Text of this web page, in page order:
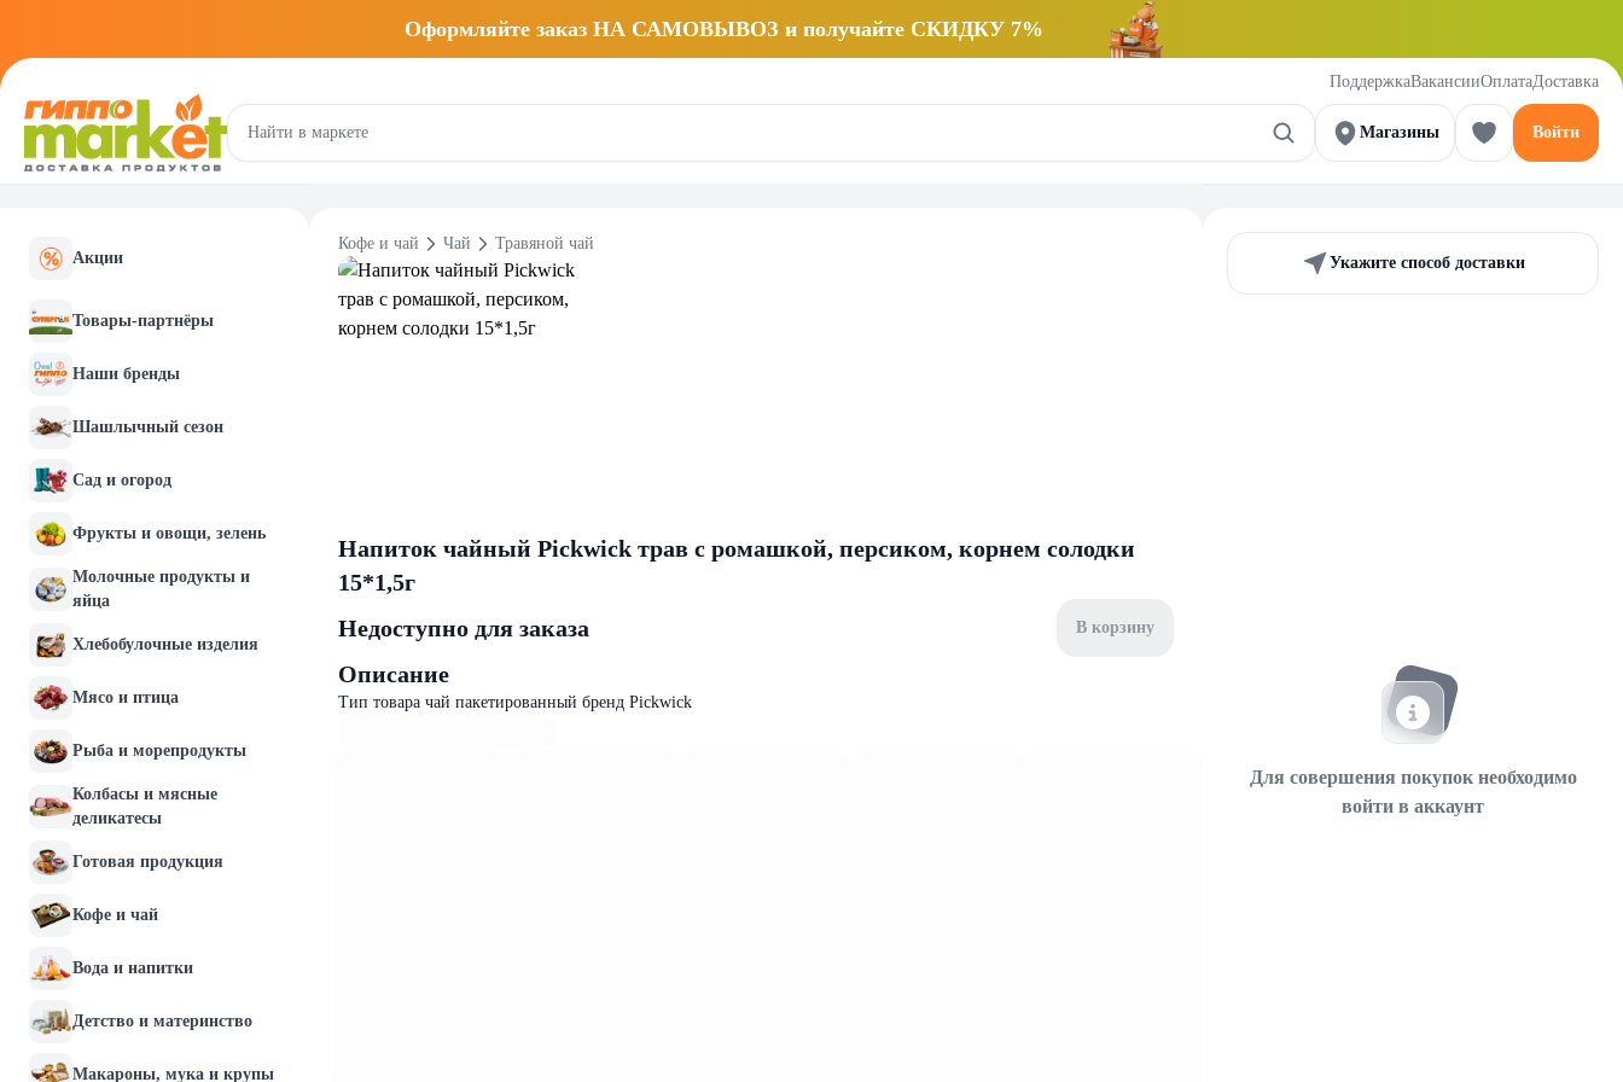
Оформляйте заказ НА САМОВЫВОЗ и получайте СКИДКУ 7%
ПоддержкаВакансииОплатаДоставка
Магазины Войти
Акции
Товары-партнёры
Наши бренды
Шашлычный сезон
Сад и огород
Фрукты и овощи, зелень
Молочные продукты и
яйца
Хлебобулочные изделия
Мясо и птица
Рыба и морепродукты
Колбасы и мясные
деликатесы
Готовая продукция
Кофе и чай
Вода и напитки
Детство и материнство
Макароны, мука и крупы
Кофе и чай Чай Травяной чай
Напиток чайный Pickwick трав с ромашкой, персиком, корнем солодки
15*1,5г
Недоступно для заказа
В корзину
Описание
Тип товара чай пакетированный бренд Pickwick
Укажите способ доставки
Для совершения покупок необходимо
войти в аккаунт